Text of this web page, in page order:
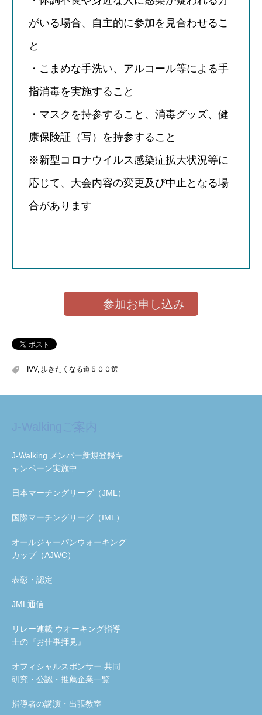
がいる場合、自主的に参加を見合わせるこ
と
・こまめな手洗い、アルコール等による手
指消毒を実施すること
・マスクを持参すること、消毒グッズ、健
康保険証（写）を持参すること
※新型コロナウイルス感染症拡大状況等に
応じて、大会内容の変更及び中止となる場
合があります
参加お申し込み
IVV, 歩きたくなる道５００選
J-Walking メンバー新規登録キ
ャンペーン実施中
日本マーチングリーグ（JML）
国際マーチングリーグ（IML）
オールジャーパンウォーキング
カップ（AJWC）
表彰・認定
JML通信
リレー連載 ウオーキング指導
士の『お仕事拝見』
オフィシャルスポンサー 共同
研究・公認・推薦企業一覧
指導者の講演・出張教室